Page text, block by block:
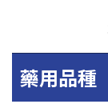
藥用品